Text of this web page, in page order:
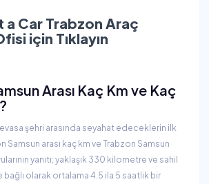
a Car Trabzon Araç
için Tıklayın
Arası Kaç Km ve Kaç
şehri arasında seyahat edeceklerin ilk
Samsun arası kaç km ve Trabzon Samsun
yanıtı; yaklaşık 330 kilometre ve sahil
bağlı olarak ortalama 4.5 ila 5 saatlik bir